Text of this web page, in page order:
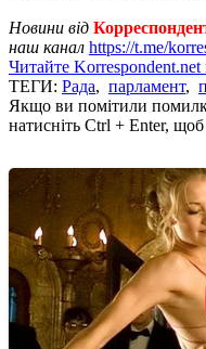
Новини від
наш канал https://t.me/
Читайте
ТЕГИ: Рада, парламент,
Якщо ви помітили
натисніть Ctrl + Enter,